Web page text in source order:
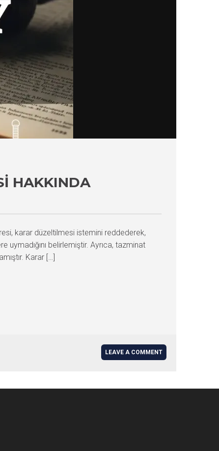
HAKKINDA
karar düzeltilmesi istemini reddederek,
uymadığını belirlemiştir. Ayrıca, tazminat
Karar […]
LEAVE A COMMENT